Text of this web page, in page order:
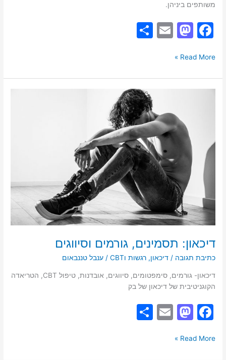
משותפים ביניהן.
F
c
e
b
o
k
M
st
o
o
n
E
l
e
לבין
של
Read More »
דיכאון: תסמינים, גורמים וסיווגים
כתיבת תגובה /דיכאון,רגשות וCBT /ענבל טננבאום
דיכאון- גורמים, סימפטומים, סיווגים, אובדנות, טיפול CBT, הטריאדה
הקוגניטיבית של דיכאון של בק
F
c
M
st
E
Read More »